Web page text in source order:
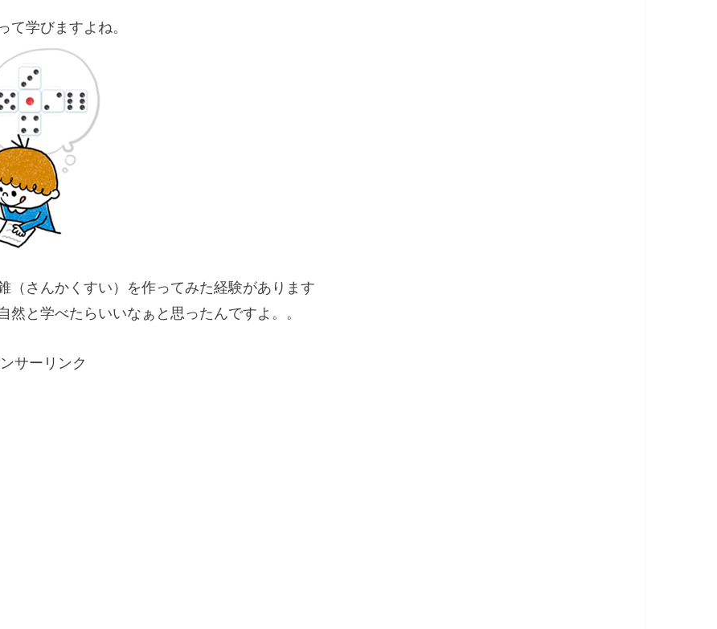
て学びますよね。
（さんかくすい）を作ってみた経験があります
と学べたらいいなぁと思ったんですよ。。
サーリンク